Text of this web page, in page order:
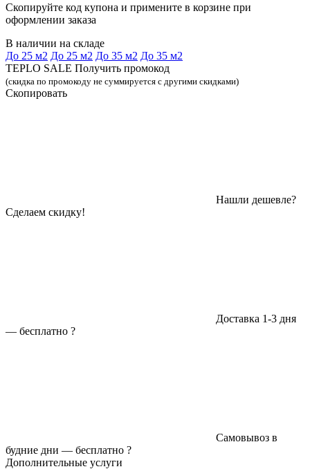
Скопируйте код купона и примените в корзине при
оформлении заказа
В наличии на складе
До 25 м2 До 25 м2 До 35 м2 До 35 м2
TEPLO SALE Получить промокод
(скидка по промокоду не суммируется с другими скидками)
Скопировать
Нашли дешевле?
Сделаем скидку!
Доставка 1-3 дня
— бесплатно ?
Самовывоз в
будние дни — бесплатно ?
Дополнительные услуги